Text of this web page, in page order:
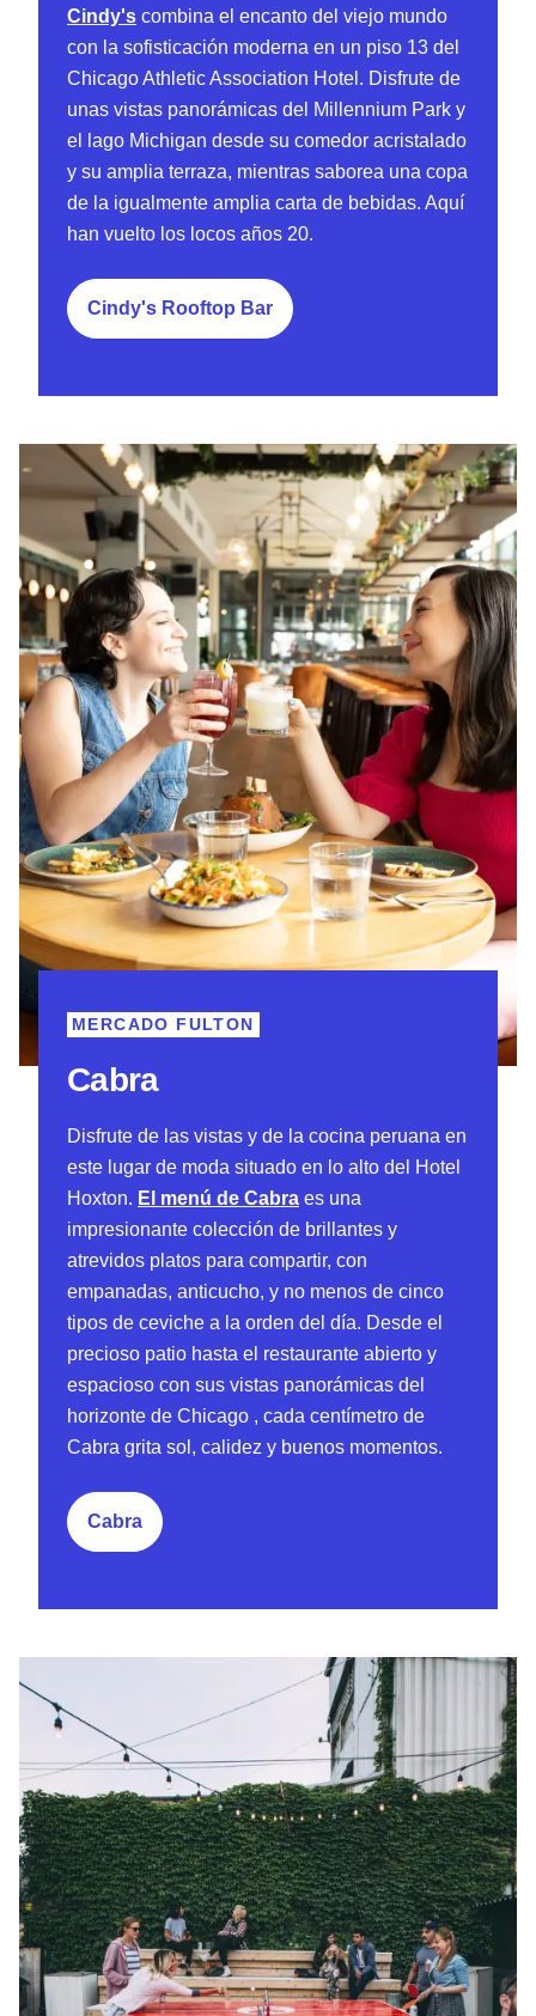
Cindy's combina el encanto del viejo mundo
con la sofisticación moderna en un piso 13 del
Chicago Athletic Association Hotel. Disfrute de
unas vistas panorámicas del Millennium Park y
el lago Michigan desde su comedor acristalado
y su amplia terraza, mientras saborea una copa
de la igualmente amplia carta de bebidas. Aquí
han vuelto los locos años 20.
Cindy's Rooftop Bar
Cabra
MERCADO FULTON
Disfrute de las vistas y de la cocina peruana en
este lugar de moda situado en lo alto del Hotel
Hoxton. El menú de Cabra es una
impresionante colección de brillantes y
atrevidos platos para compartir, con
empanadas, anticucho, y no menos de cinco
tipos de ceviche a la orden del día. Desde el
precioso patio hasta el restaurante abierto y
espacioso con sus vistas panorámicas del
horizonte de Chicago , cada centímetro de
Cabra grita sol, calidez y buenos momentos.
Cabra